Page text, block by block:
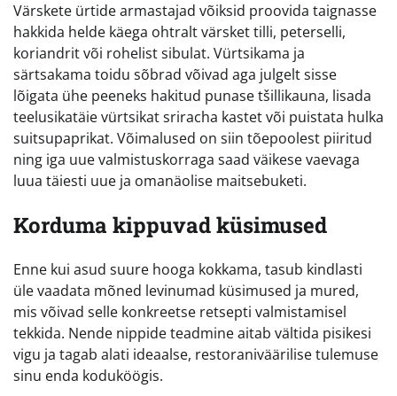
Värskete ürtide armastajad võiksid proovida taignasse
hakkida helde käega ohtralt värsket tilli, peterselli,
koriandrit või rohelist sibulat. Vürtsikama ja
särtsakama toidu sõbrad võivad aga julgelt sisse
lõigata ühe peeneks hakitud punase tšillikauna, lisada
teelusikatäie vürtsikat sriracha kastet või puistata hulka
suitsupaprikat. Võimalused on siin tõepoolest piiritud
ning iga uue valmistuskorraga saad väikese vaevaga
luua täiesti uue ja omanäolise maitsebuketi.
Korduma kippuvad küsimused
Enne kui asud suure hooga kokkama, tasub kindlasti
üle vaadata mõned levinumad küsimused ja mured,
mis võivad selle konkreetse retsepti valmistamisel
tekkida. Nende nippide teadmine aitab vältida pisikesi
vigu ja tagab alati ideaalse, restoraniväärilise tulemuse
sinu enda koduköögis.